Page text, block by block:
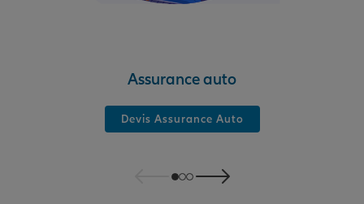
Assurance auto
Devis Assurance Auto